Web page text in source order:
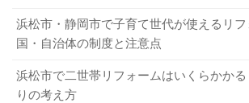
浜松市・静岡市で子育て世代が使えるリフ
国・自治体の制度と注意点
浜松市で二世帯リフォームはいくらかか
りの考え方